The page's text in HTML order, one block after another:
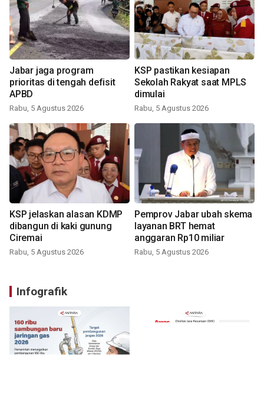
Jabar jaga program
prioritas di tengah defisit
APBD
Rabu, 5 Agustus 2026
KSP pastikan kesiapan
Sekolah Rakyat saat MPLS
dimulai
Rabu, 5 Agustus 2026
KSP jelaskan alasan KDMP
dibangun di kaki gunung
Ciremai
Rabu, 5 Agustus 2026
Pemprov Jabar ubah skema
layanan BRT hemat
anggaran Rp10 miliar
Rabu, 5 Agustus 2026
Infografik